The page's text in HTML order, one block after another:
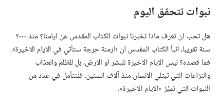
نبوات تتحقق اليوم
هل تحب ان تعرف ماذا تخبرنا نبوات الكتاب المقدس عن ايامنا؟‏ منذ ٢٠٠٠
سنة تقريبا،‏ انبأ الكتاب المقدس ان ‹ازمنة حرجة ستأتي في الايام الاخيرة›.‏
فما قصده؟‏ ليس الايام الاخيرة للبشر او الارض،‏ بل للظلم والعذاب
والنزاعات التي تبتلي الانسان منذ آلاف السنين.‏ فلنتأمل في عدد من
النبوات التي تميِّز «الايام الاخيرة».‏